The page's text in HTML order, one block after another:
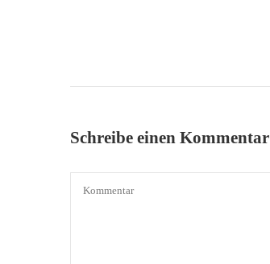
Schreibe einen Kommentar